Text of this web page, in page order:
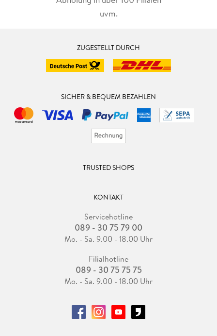
uvm.
ZUGESTELLT DURCH
SICHER & BEQUEM BEZAHLEN
TRUSTED SHOPS
KONTAKT
Servicehotline
089 - 30 75 79 00
Mo. - Sa. 9.00 - 18.00 Uhr
Filialhotline
089 - 30 75 75 75
Mo. - Sa. 9.00 - 18.00 Uhr